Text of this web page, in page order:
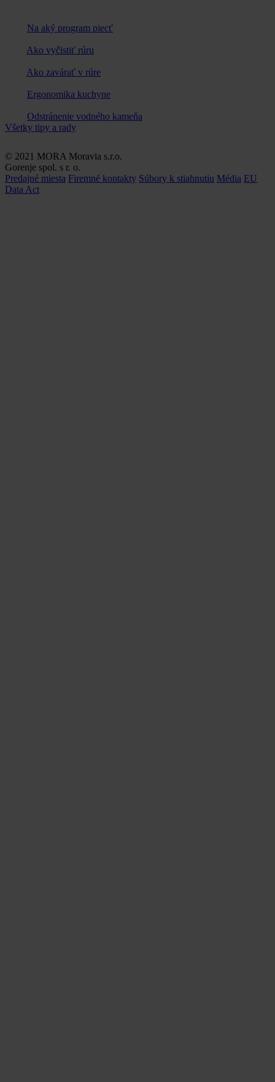
Na aký program piecť
Ako vyčistiť rúru
Ako zavárať v rúre
Ergonomika kuchyne
Odstránenie vodného kameňa
Všetky tipy a rady
© 2021 MORA Moravia s.r.o.
Gorenje spol. s r. o.
Predajné miesta Firemné kontakty Súbory k stiahnutiu Média EU
Data Act